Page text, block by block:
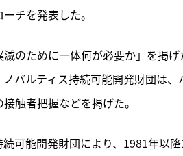
チを発表した。
滅のために一体何が必要か」を掲
バルティス持続可能開発財団は
触者把握などを掲げた。
続可能開発財団により、1981年以